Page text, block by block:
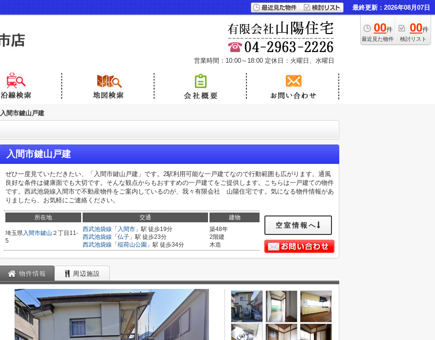
最終更新：2026年08月07日
00件
最近見た物件
00件
検討リスト
営業時間：10:00～18:00 定休日：火曜日、水曜日
入間市鍵山戸建
入間市鍵山戸建
ぜひ一度見ていただきたい、「入間市鍵山戸建」です。2駅利用可能な一戸建てなので行動範囲も広がります。通風
良好な条件は健康面でも大切です。そんな観点からもおすすめの一戸建てをご提供します。こちらは一戸建ての物件
です。西武池袋線入間市で不動産物件をご案内しているのが、我々有限会社 山陽住宅です。気になる物件情報があ
りましたら、お気軽にご連絡ください。
所在地 交通 建物
埼玉県入間市鍵山 ２丁目11-
5
西武池袋線 「 入間市 」駅 徒歩19分
西武池袋線 「 仏子 」駅 徒歩23分
西武池袋線 「 稲荷山公園 」駅 徒歩34分
築48年
2階建
木造
空室情報へ
物件情報 周辺施設